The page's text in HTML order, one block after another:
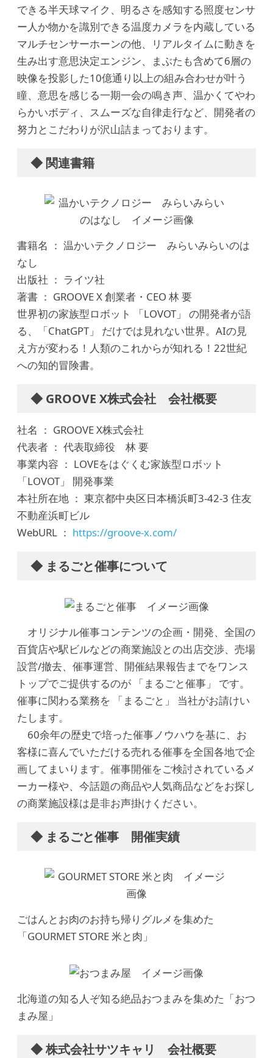
できる半天球マイク、明るさを感知する照度センサ
ー人か物かを識別できる温度カメラを内蔵している
マルチセンサーホーンの他、リアルタイムに動きを
生み出す意思決定エンジン、まぶたも含めて6層の
映像を投影した10億通り以上の組み合わせが叶う
瞳、意思を感じる一期一会の鳴き声、温かくてやわ
らかいボディ、スムーズな自律走行など、開発者の
努力とこだわりが沢山詰まっております。
◆ 関連書籍
書籍名 ： 温かいテクノロジー みらいみらいのは
なし
出版社 ： ライツ社
著書 ： GROOVE X 創業者・CEO 林 要
世界初の家族型ロボット 「LOVOT」 の開発者が語
る、「ChatGPT」 だけでは見れない世界。AIの見
え方が変わる！人類のこれからが知れる！22世紀
への知的冒険書。
◆ GROOVE X株式会社 会社概要
社名 ： GROOVE X株式会社
代表者 ： 代表取締役 林 要
事業内容 ： LOVEをはぐくむ家族型ロボット
「LOVOT」 開発事業
本社所在地 ： 東京都中央区日本橋浜町3-42-3 住友
不動産浜町ビル
WebURL ： https://groove-x.com/
◆ まるごと催事について
オリジナル催事コンテンツの企画・開発、全国の
百貨店や駅ビルなどの商業施設との出店交渉、売場
設営/撤去、催事運営、開催結果報告までをワンス
トップでご提供するのが 「まるごと催事」 です。
催事に関わる業務を 「まるごと」 当社がお請けい
たします。
60余年の歴史で培った催事ノウハウを基に、お
客様に喜んでいただける売れる催事を全国各地で企
画してまいります。催事開催をご検討されているメ
ーカー様や、今話題の商品や人気商品などをお探し
の商業施設様は是非お声掛けください。
◆ まるごと催事 開催実績
ごはんとお肉のお持ち帰りグルメを集めた
「GOURMET STORE 米と肉」
北海道の知る人ぞ知る絶品おつまみを集めた「おつ
まみ屋」
◆ 株式会社サツキャリ 会社概要